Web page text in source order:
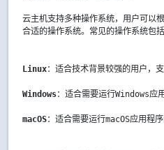
云主机支持多种操作系统，用户可以
合适的操作系统。常见的操作系统包括
Linux：适合技术背景较强的用户，
Windows：适合需要运行Windows应
macOS：适合需要运行macOS应用程